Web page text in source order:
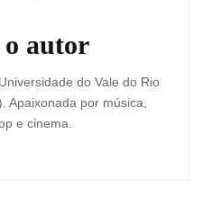
o autor
do Vale do Rio
Apaixonada por música,
e cinema.